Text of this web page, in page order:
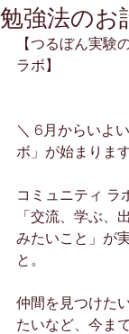
勉強法のお
【つるぼん実験
ラボ】
＼ 6月からいよ
ボ」が始まります
コミュニティ ラ
「交流、学ぶ、
みたいこと」が
と。
仲間を見つけた
たいなど、今ま